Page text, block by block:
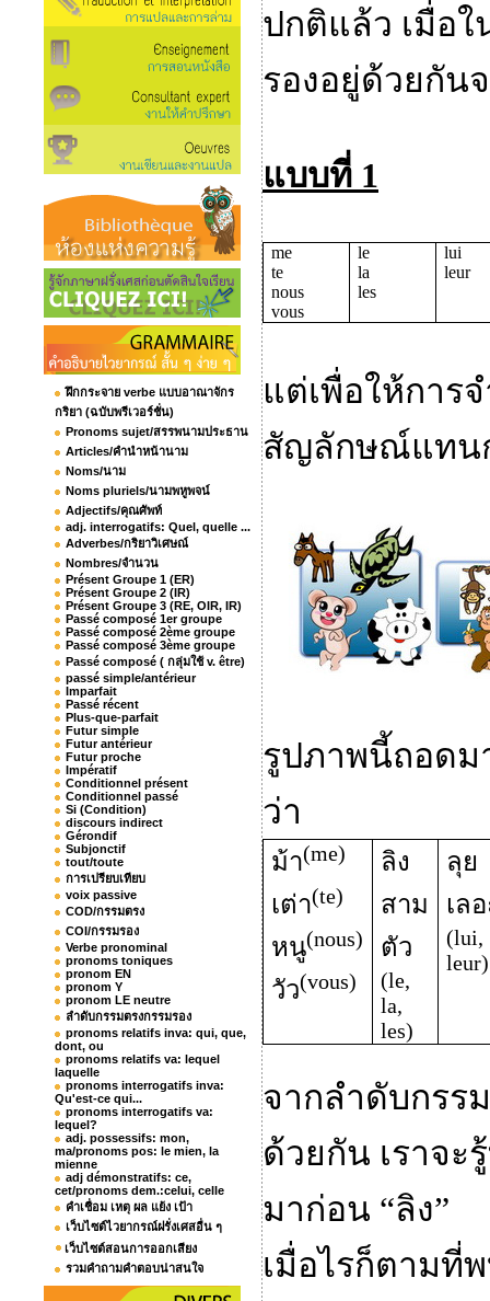
ฝึกกระจาย verbe แบบอาณาจักร
กริยา (ฉบับพรีเวอร์ชั่น)
Pronoms sujet/สรรพนามประธาน
Articles/คำนำหน้านาม
Noms/นาม
Noms pluriels/นามพหูพจน์
Adjectifs/คุณศัพท์
adj. interrogatifs: Quel, quelle ...
Adverbes/กริยาวิเศษณ์
Nombres/จำนวน
Présent Groupe 1 (ER)
Présent Groupe 2 (IR)
Présent Groupe 3 (RE, OIR, IR)
Passé composé 1er groupe
Passé composé 2ème groupe
Passé composé 3ème groupe
Passé composé ( กลุ่มใช้ v. être)
passé simple/antérieur
Imparfait
Passé récent
Plus-que-parfait
Futur simple
Futur antérieur
Futur proche
Impératif
Conditionnel présent
Conditionnel passé
Si (Condition)
discours indirect
Gérondif
Subjonctif
tout/toute
การเปรียบเทียบ
voix passive
COD/กรรมตรง
COI/กรรมรอง
Verbe pronominal
pronoms toniques
pronom EN
pronom Y
pronom LE neutre
ลำดับกรรมตรงกรรมรอง
pronoms relatifs inva: qui, que,
dont, ou
pronoms relatifs va: lequel
laquelle
pronoms interrogatifs inva:
Qu'est-ce qui...
pronoms interrogatifs va:
lequel?
adj. possessifs: mon,
ma/pronoms pos: le mien, la
mienne
adj démonstratifs: ce,
cet/pronoms dem.:celui, celle
คำเชื่อม เหตุ ผล แย้ง เป้า
เว็บไซต์ไวยากรณ์ฝรั่งเศสอื่น ๆ
เว็บไซต์สอนการออกเสียง
รวมคำถามคำตอบน่าสนใจ
ปกติแล้ว เมื่อ
รองอยู่ด้วยกัน
แบบที่ 1
me
te
nous
vous
le
la
les
lui
leur
แต่เพื่อให้การ
สัญลักษณ์แทน
รูปภาพนี้ถอดม
ว่า
ม้า(me)
เต่า(te)
หนู(nous)
วัว(vous)
ลิง
สาม
ตัว
(le,
la,
les)
ลุย
เล
(lui,
leur)
จากลำดับกรร
ด้วยกัน เราจ
มาก่อน “ลิง”
เมื่อไรก็ตามที่